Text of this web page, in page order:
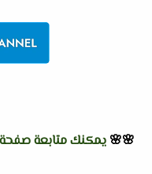
🌸🌸 يمكنك متابعة